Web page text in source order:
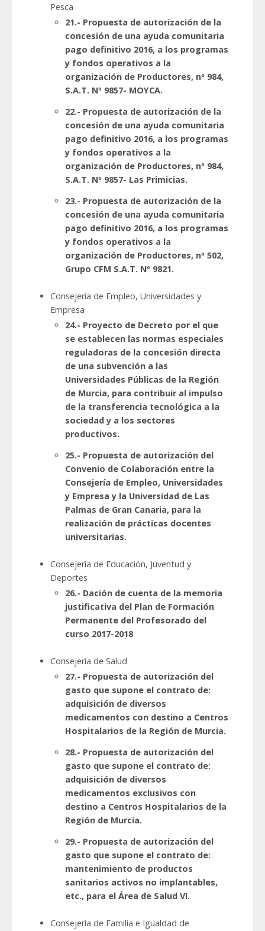
Pesca
21.- Propuesta de autorización de la
concesión de una ayuda comunitaria
pago definitivo 2016, a los programas
y fondos operativos a la
organización de Productores, nº 984,
S.A.T. Nº 9857- MOYCA.
22.- Propuesta de autorización de la
concesión de una ayuda comunitaria
pago definitivo 2016, a los programas
y fondos operativos a la
organización de Productores, nº 984,
S.A.T. Nº 9857- Las Primicias.
23.- Propuesta de autorización de la
concesión de una ayuda comunitaria
pago definitivo 2016, a los programas
y fondos operativos a la
organización de Productores, nº 502,
Grupo CFM S.A.T. Nº 9821.
Consejería de Empleo, Universidades y
Empresa
24.- Proyecto de Decreto por el que
se establecen las normas especiales
reguladoras de la concesión directa
de una subvención a las
Universidades Públicas de la Región
de Murcia, para contribuir al impulso
de la transferencia tecnológica a la
sociedad y a los sectores
productivos.
25.- Propuesta de autorización del
Convenio de Colaboración entre la
Consejería de Empleo, Universidades
y Empresa y la Universidad de Las
Palmas de Gran Canaria, para la
realización de prácticas docentes
universitarias.
Consejería de Educación, Juventud y
Deportes
26.- Dación de cuenta de la memoria
justificativa del Plan de Formación
Permanente del Profesorado del
curso 2017-2018
Consejería de Salud
27.- Propuesta de autorización del
gasto que supone el contrato de:
adquisición de diversos
medicamentos con destino a Centros
Hospitalarios de la Región de Murcia.
28.- Propuesta de autorización del
gasto que supone el contrato de:
adquisición de diversos
medicamentos exclusivos con
destino a Centros Hospitalarios de la
Región de Murcia.
29.- Propuesta de autorización del
gasto que supone el contrato de:
mantenimiento de productos
sanitarios activos no implantables,
etc., para el Área de Salud VI.
Consejería de Familia e Igualdad de